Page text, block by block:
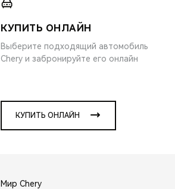
КУПИТЬ ОНЛАЙН
Выберите подходящий автомобиль
Chery и забронируйте его онлайн
КУПИТЬ ОНЛАЙН
Мир Chery